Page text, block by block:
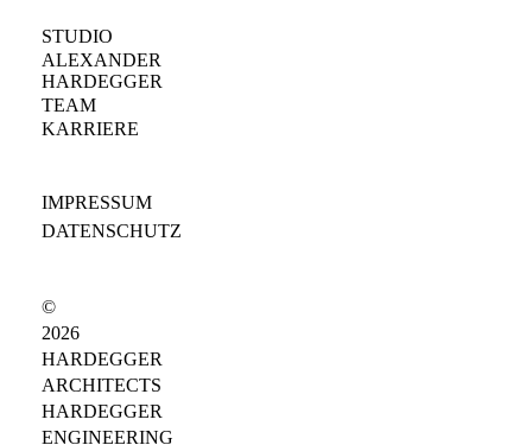
STUDIO
ALEXANDER
HARDEGGER
TEAM
KARRIERE
©
2026
HARDEGGER
ARCHITECTS
HARDEGGER
ENGINEERING
IMPRESSUM
DATENSCHUTZ